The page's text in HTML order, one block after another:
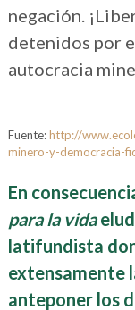
negación.
detenidos por
autocracia
Fuente:http://
minero-y-democracia-
En
para la vida
latifundista
extensamente
anteponer los